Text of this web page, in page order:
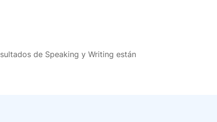
de Speaking y Writing están